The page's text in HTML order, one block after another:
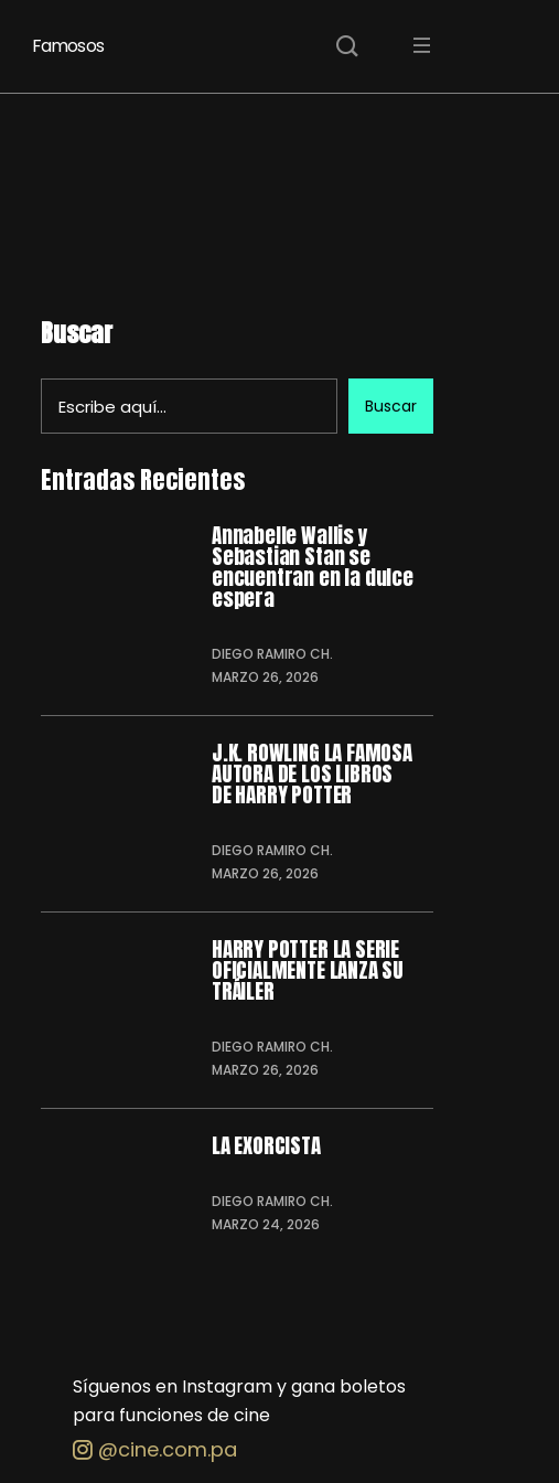
Famosos
Buscar
Buscar
Entradas Recientes
Annabelle Wallis y
Sebastian Stan se
encuentran en la dulce
espera
DIEGO RAMIRO CH.
MARZO 26, 2026
J.K. ROWLING LA FAMOSA
AUTORA DE LOS LIBROS
DE HARRY POTTER
DIEGO RAMIRO CH.
MARZO 26, 2026
HARRY POTTER LA SERIE
OFICIALMENTE LANZA SU
TRÁILER
DIEGO RAMIRO CH.
MARZO 26, 2026
LA EXORCISTA
DIEGO RAMIRO CH.
MARZO 24, 2026
Síguenos en Instagram y gana boletos
para funciones de cine
@cine.com.pa